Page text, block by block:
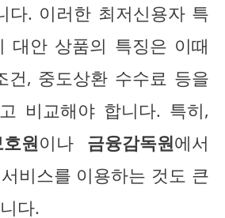
다. 이러한 최저신용자 특
대안 상품의 특징은 이때
건, 중도상환 수수료 등을
비교해야 합니다. 특히,
원이나 금융감독원에서
비스를 이용하는 것도 큰
다.